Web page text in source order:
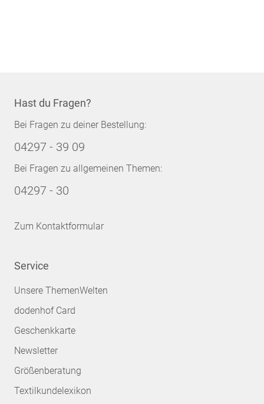
Hast du Fragen?
Bei Fragen zu deiner Bestellung:
04297 - 39 09
Bei Fragen zu allgemeinen Themen:
04297 - 30
Zum Kontaktformular
Service
Unsere ThemenWelten
dodenhof Card
Geschenkkarte
Newsletter
Größenberatung
Textilkundelexikon